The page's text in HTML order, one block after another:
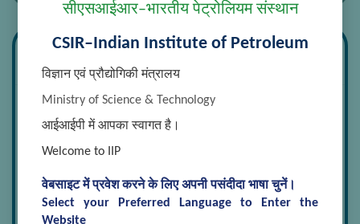
सीएसआईआर–भारतीय पेट्रोलियम संस्थान
CSIR–Indian Institute of Petroleum
विज्ञान एवं प्रौद्योगिकी मंत्रालय
Ministry of Science & Technology
आईआईपी में आपका स्वागत है।
Welcome to IIP
वेबसाइट में प्रवेश करने के लिए अपनी पसंदीदा भाषा चुनें।
Select your Preferred Language to Enter the
Website
Research Divisions
Analytical Sciences
Automotive Fuels and Lubricants Application
Chemical and Material Sciences